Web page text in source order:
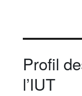
Profil
l’IUT